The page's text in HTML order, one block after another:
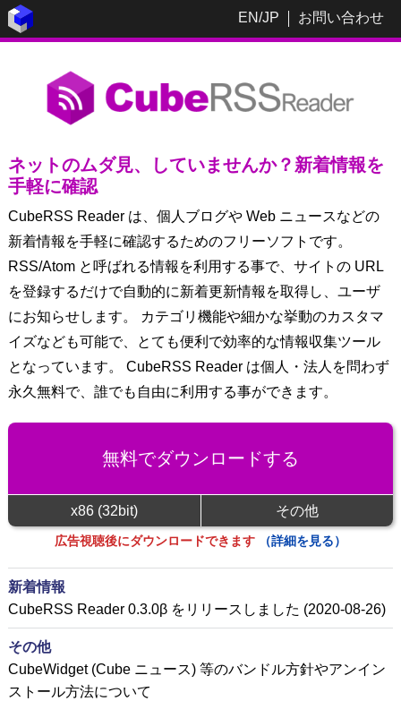
EN/JP お問い合わせ
ネットのムダ見、していませんか？新着情報を
手軽に確認
CubeRSS Reader は、個人ブログや Web ニュースなどの
新着情報を手軽に確認するためのフリーソフトです。
RSS/Atom と呼ばれる情報を利用する事で、サイトの URL
を登録するだけで自動的に新着更新情報を取得し、ユーザ
にお知らせします。 カテゴリ機能や細かな挙動のカスタマ
イズなども可能で、とても便利で効率的な情報収集ツール
となっています。 CubeRSS Reader は個人・法人を問わず
永久無料で、誰でも自由に利用する事ができます。
無料でダウンロードする
x86 (32bit) その他
広告視聴後にダウンロードできます （詳細を見る）
新着情報
CubeRSS Reader 0.3.0β をリリースしました (2020-08-26)
その他
CubeWidget (Cube ニュース) 等のバンドル方針やアンイン
ストール方法について